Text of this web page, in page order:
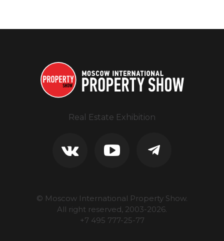
Real Estate Exhibition
© Moscow International Property Show.
All right reserved, 2003-2026.
+7 495 777-25-77